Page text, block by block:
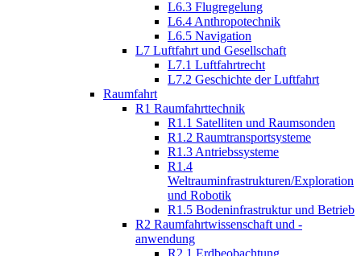
L6.3 Flugregelung
L6.4 Anthropotechnik
L6.5 Navigation
L7 Luftfahrt und Gesellschaft
L7.1 Luftfahrtrecht
L7.2 Geschichte der Luftfahrt
Raumfahrt
R1 Raumfahrttechnik
R1.1 Satelliten und Raumsonden
R1.2 Raumtransportsysteme
R1.3 Antriebssysteme
R1.4
Weltrauminfrastrukturen/Exploration
und Robotik
R1.5 Bodeninfrastruktur und Betrieb
R2 Raumfahrtwissenschaft und -
anwendung
R2.1 Erdbeobachtung